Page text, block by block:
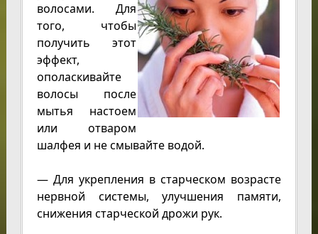
волосами. Для
того, чтобы
получить этот
эффект,
ополаскивайте
волосы после
мытья настоем
или отваром
шалфея и не смывайте водой.
— Для укрепления в старческом возрасте
нервной системы, улучшения памяти,
снижения старческой дрожи рук.